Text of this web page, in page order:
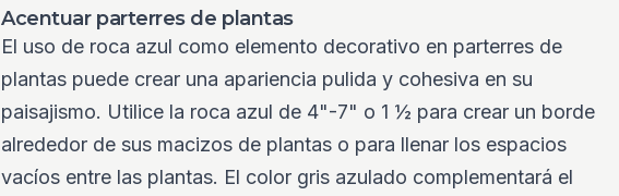
Acentuar parterres de plantas
El uso de roca azul como elemento decorativo en parterres de
plantas puede crear una apariencia pulida y cohesiva en su
paisajismo. Utilice la roca azul de 4"-7" o 1 ½ para crear un borde
alrededor de sus macizos de plantas o para llenar los espacios
vacíos entre las plantas. El color gris azulado complementará el